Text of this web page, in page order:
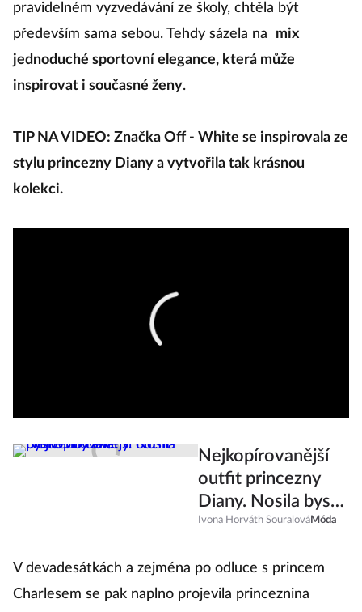
pravidelném vyzvedávání ze školy, chtěla být
především sama sebou. Tehdy sázela na
mix
jednoduché sportovní elegance, která může
inspirovat i současné ženy.
TIP NA VIDEO: Značka Off - White se inspirovala ze
stylu princezny Diany a vytvořila tak krásnou
kolekci.
Nejkopírovanější
outfit princezny
Diany. Nosila byste
ho také?
Ivona Horváth SouralováMóda
V devadesátkách a zejména po odluce s princem
Charlesem se pak naplno projevila princeznina